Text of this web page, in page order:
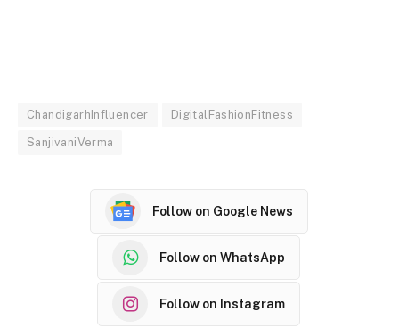
ChandigarhInfluencer DigitalFashionFitness
SanjivaniVerma
Follow on Google News
Follow on WhatsApp
Follow on Instagram